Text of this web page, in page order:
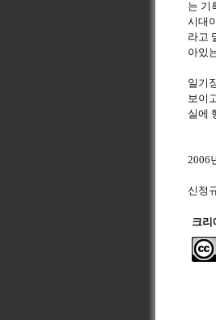
는 기
시대
라고
아있
일기
보이
실에
2006
신정
크리